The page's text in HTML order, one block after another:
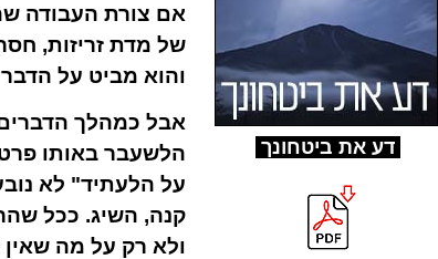
אם צורת העבודה
של מדת זריזות,
והוא מביט על
אבל כמהלך
הלשעבר באותו
על הלעתיד" לא
קנה, השיג. ככל
ולא רק על מה שאין
דע את ביטחונך